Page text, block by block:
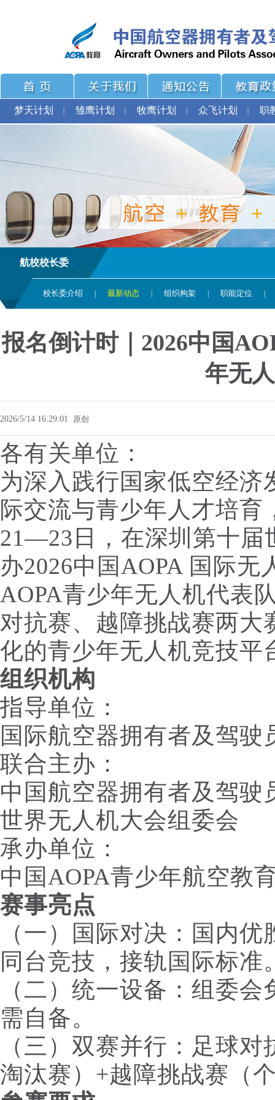
梦天计划 雏鹰计划 牧鹰计划 众飞计划 职
航校校长委
校长委介绍 最新动态 组织构架 职能定位
报名倒计时｜2026中国
年无
2026/5/14 16:29:01 原创
各有关单位：
为深入践行国家低空经
际交流与青少年人才培育
21—23日，在深圳第十届
办2026中国AOPA 国际
AOPA青少年无人机代表
对抗赛、越障挑战赛两
化的青少年无人机竞技平
组织机构
指导单位：
国际航空器拥有者及驾驶
联合主办：
中国航空器拥有者及驾驶
世界无人机大会组委会
承办单位：
中国AOPA青少年航空教
赛事亮点
（一）国际对决：国内
同台竞技，接轨国际标准
（二）统一设备：组委
需自备。
（三）双赛并行：足球
淘汰赛）+越障挑战赛（